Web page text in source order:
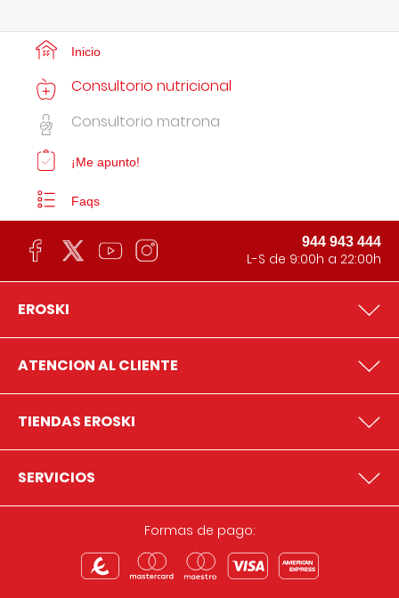
Inicio
Consultorio nutricional
Consultorio matrona
¡Me apunto!
Faqs
944 943 444
L-S de 9:00h a 22:00h
EROSKI
ATENCION AL CLIENTE
TIENDAS EROSKI
SERVICIOS
Formas de pago: